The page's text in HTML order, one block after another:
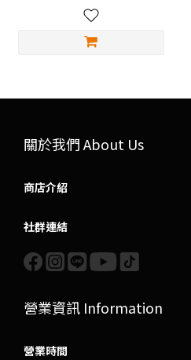
關於我們 About Us
商店介紹
社群連結
營業資訊 Information
營業時間